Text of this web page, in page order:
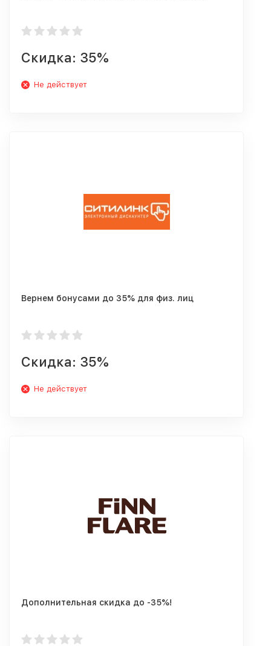
Скидка: 35%
Не действует
Вернем бонусами до 35% для физ. лиц
Скидка: 35%
Не действует
Дополнительная скидка до -35%!